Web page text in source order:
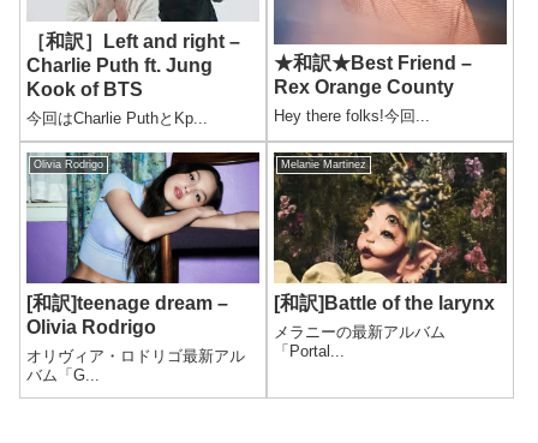
［和訳］Left and right –
Charlie Puth ft. Jung
Kook of BTS
今回はCharlie PuthとKp...
★和訳★Best Friend –
Rex Orange County
Hey there folks!今回...
Olivia Rodrigo
[和訳]teenage dream –
Olivia Rodrigo
オリヴィア・ロドリゴ最新アル
バム「G...
Melanie Martinez
[和訳]Battle of the larynx
メラニーの最新アルバム
「Portal...